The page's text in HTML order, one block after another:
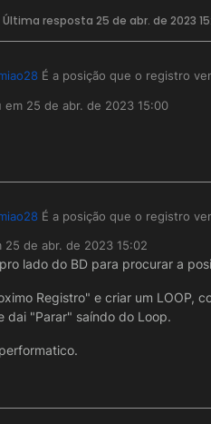
Última resposta 25 de abr. de 2023
É a posição que o registro
fazer uma logica / consulta
que retornam o numero da linha
for outro banco procure uma
em 25 de abr. de 2023 15:00
por
É a posição que o registro
fazer uma logica / consulta
que retornam o numero da linha
for outro banco procure uma
25 de abr. de 2023 15:02
lado do BD para procurar a
Registro" e criar um LOOP,
dai "Parar" saíndo do Loop.